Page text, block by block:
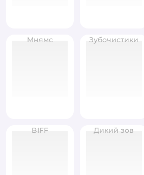
Мнямс Зубочистики
BIFF Дикий зов